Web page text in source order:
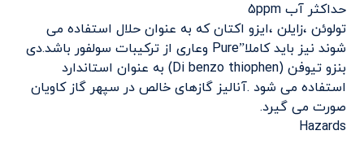
حداکثر آب 5ppm
تولوئن ،زایلن ،ایزو اکتان که به عنوان حلال استفاده می
شوند نیز باید کاملا”Pure وعاری از ترکیبات سولفور باشد.دی
بنزو تیوفن (Di benzo thiophen) به عنوان استاندارد
استفاده می شود .آنالیز گازهای خالص در سپهر گاز کاویان
صورت می گیرد.
Hazards